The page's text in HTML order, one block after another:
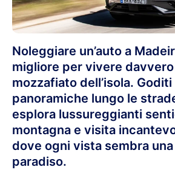
Noleggiare un’auto a
migliore per vivere
mozzafiato dell’isola.
panoramiche lungo le
esplora lussureggianti
montagna e visita
dove ogni vista sembra
paradiso.